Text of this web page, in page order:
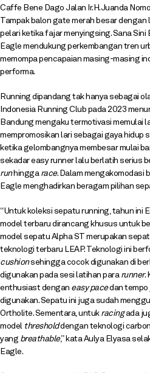
Caffe Bene Dago Jalan Ir.H.Juanda
Tampak balon gate merah besar
pelari ketika fajar menyingsing. Sana
Eagle mendukung perkembangan tren
memompa pencapaian masing-masing
performa.
Running dipandang tak hanya sebagai
Indonesia Running Club pada 2023
Bandung mengaku termotivasi memulai
mempromosikan lari sebagai gaya hidup
ketika gelombangnya membesar mulai
sekadar easy runner lalu berlatih serius
runhingga race. Dalam mengakomodasi
Eagle menghadirkan beragam pilihan
“Untuk koleksi sepatu running, tahun ini
model terbaru dirancang khusus untuk
model sepatu Alpha ST merupakan
teknologi terbaru LEAP. Teknologi ini
cushionsehingga cocok digunakan di
digunakan pada sesi latihan para runner.
enthusiast dengan easy pacedan tempo
digunakan. Sepatu ini juga sudah
Ortholite. Sementara, untukracingada
model thresholddengan teknologi
yang breathable,” kata Aulya Elyasa
Eagle.